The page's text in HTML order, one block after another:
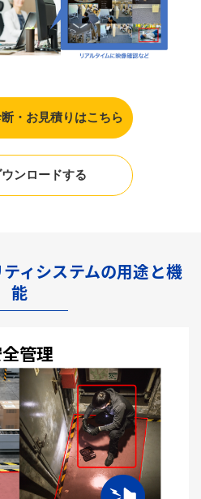
断・お見積りはこちら
ンロードする
ィシステムの用途と機
能
管理